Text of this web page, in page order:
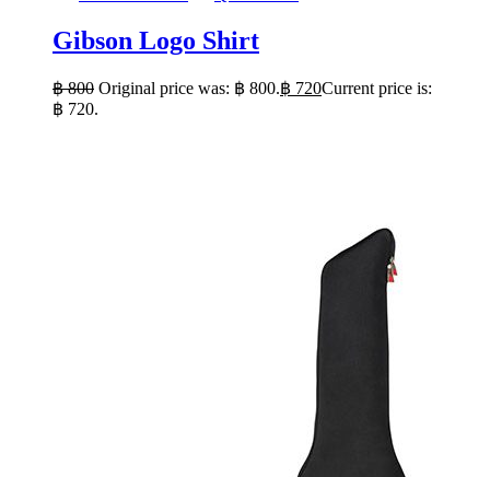
Gibson Logo Shirt
฿800 Original price was: ฿ 800.฿ 720Current price is:
฿ 720.